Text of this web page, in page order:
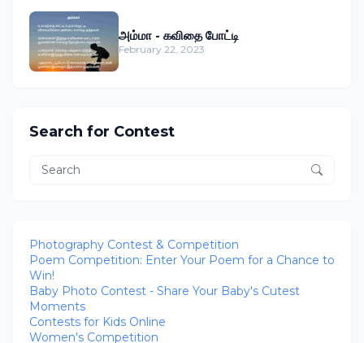
அம்மா - கவிதை போட்டி
February 22, 2023
Search for Contest
Photography Contest & Competition
Poem Competition: Enter Your Poem for a Chance to
Win!
Baby Photo Contest - Share Your Baby's Cutest
Moments
Contests for Kids Online
Women's Competition